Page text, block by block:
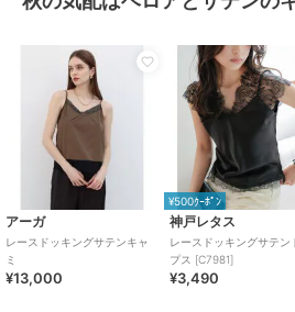
アーガ
レースドッキングサテンキャ
ミ
¥13,000
¥500ｸｰﾎﾟﾝ
神戸レタス
レースドッキングサテン
プス [C7981]
¥3,490